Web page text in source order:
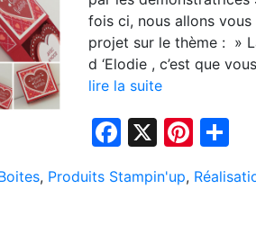
fois ci, nous allons
projet sur le thème : »
d ‘Elodie , c’est que
lire la suite
Facebook
X
, Produits Stampin'up,